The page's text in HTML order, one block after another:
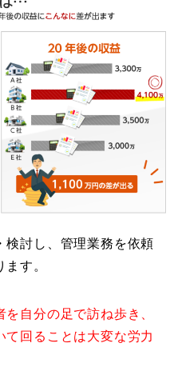
検討し、管理業務を依頼
す。
自分の足で訪ね歩き、
て回ることは大変な労力